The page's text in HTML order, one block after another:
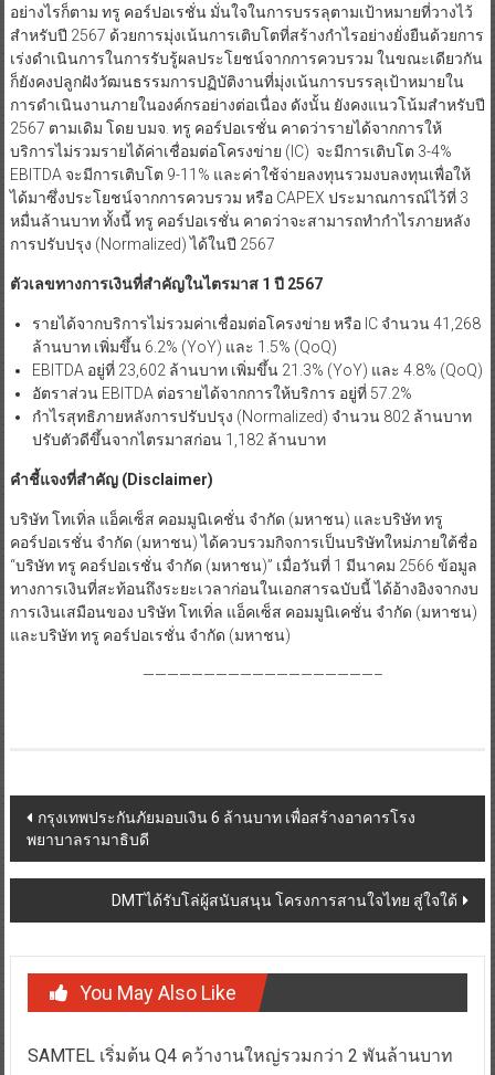
อย่างไรก็ตาม ทรู คอร์ปอเรชั่น มั่นใจในการบรรลุตามเป้าหมายที่วางไว้
สำหรับปี 2567 ด้วยการมุ่งเน้นการเติบโตที่สร้างกำไรอย่างยั่งยืนด้วยการ
เร่งดำเนินการในการรับรู้ผลประโยชน์จากการควบรวม ในขณะเดียวกัน
ก็ยังคงปลูกฝังวัฒนธรรมการปฏิบัติงานที่มุ่งเน้นการบรรลุเป้าหมายใน
การดำเนินงานภายในองค์กรอย่างต่อเนื่อง ดังนั้น ยังคงแนวโน้มสำหรับปี
2567 ตามเดิม โดย บมจ. ทรู คอร์ปอเรชั่น คาดว่ารายได้จากการให้
บริการไม่รวมรายได้ค่าเชื่อมต่อโครงข่าย (IC) จะมีการเติบโต 3-4%
EBITDA จะมีการเติบโต 9-11% และค่าใช้จ่ายลงทุนรวมงบลงทุนเพื่อให้
ได้มาซึ่งประโยชน์จากการควบรวม หรือ CAPEX ประมาณการณ์ไว้ที่ 3
หมื่นล้านบาท ทั้งนี้ ทรู คอร์ปอเรชั่น คาดว่าจะสามารถทำกำไรภายหลัง
การปรับปรุง (Normalized) ได้ในปี 2567
ตัวเลขทางการเงินที่สำคัญในไตรมาส1 ปี 2567
รายได้จากบริการไม่รวมค่าเชื่อมต่อโครงข่าย หรือ IC จำนวน 41,268
ล้านบาท เพิ่มขึ้น 6.2% (YoY) และ 1.5% (QoQ)
EBITDA อยู่ที่ 23,602 ล้านบาท เพิ่มขึ้น 21.3% (YoY) และ 4.8% (QoQ)
อัตราส่วน EBITDA ต่อรายได้จากการให้บริการ อยู่ที่ 57.2%
กำไรสุทธิภายหลังการปรับปรุง (Normalized) จำนวน 802 ล้านบาท
ปรับตัวดีขึ้นจากไตรมาสก่อน 1,182 ล้านบาท
คำชี้แจงที่สำคัญ(Disclaimer)
บริษัท โทเทิ่ล แอ็คเซ็ส คอมมูนิเคชั่น จำกัด (มหาชน) และบริษัท ทรู
คอร์ปอเรชั่น จำกัด (มหาชน) ได้ควบรวมกิจการเป็นบริษัทใหม่ภายใต้ชื่อ
“บริษัท ทรู คอร์ปอเรชั่น จำกัด (มหาชน)” เมื่อวันที่ 1 มีนาคม 2566 ข้อมูล
ทางการเงินที่สะท้อนถึงระยะเวลาก่อนในเอกสารฉบับนี้ ได้อ้างอิงจากงบ
การเงินเสมือนของ บริษัท โทเทิ่ล แอ็คเซ็ส คอมมูนิเคชั่น จำกัด (มหาชน)
และบริษัท ทรู คอร์ปอเรชั่น จำกัด (มหาชน)
———————————————————–
Post
navigation
กรุงเทพประกันภัยมอบเงิน 6 ล้านบาท เพื่อสร้างอาคารโรง
พยาบาลรามาธิบดี
DMTได้รับโล่ผู้สนับสนุน โครงการสานใจไทย สู่ใจใต้
You May Also Like
SAMTEL เริ่มต้น Q4 คว้างานใหญ่รวมกว่า 2 พันล้านบาท